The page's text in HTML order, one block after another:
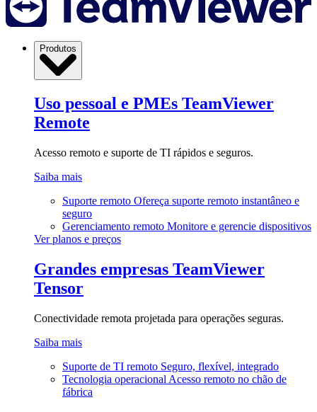
Produtos
Uso pessoal e PMEs TeamViewer
Remote
Acesso remoto e suporte de TI rápidos e seguros.
Saiba mais
Suporte remoto Ofereça suporte remoto instantâneo e
seguro
Gerenciamento remoto Monitore e gerencie dispositivos
Ver planos e preços
Grandes empresas TeamViewer
Tensor
Conectividade remota projetada para operações seguras.
Saiba mais
Suporte de TI remoto Seguro, flexível, integrado
Tecnologia operacional Acesso remoto no chão de
fábrica